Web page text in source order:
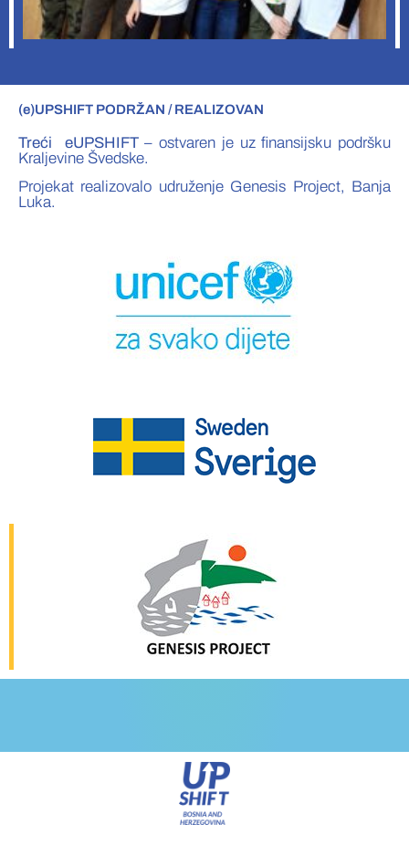
(e)UPSHIFT PODRŽAN / REALIZOVAN
Treći eUPSHIFT– ostvaren je uz finansijsku podršku
Kraljevine Švedske.
Projekat realizovalo udruženje Genesis Project, Banja
Luka.